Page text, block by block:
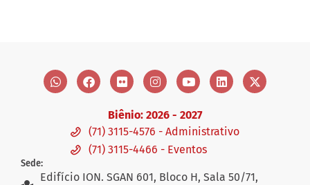
Biênio: 2026 - 2027
(71) 3115-4576 - Administrativo
(71) 3115-4466 - Eventos
Sede:
Edifício ION. SGAN 601, Bloco H, Sala 50/71,